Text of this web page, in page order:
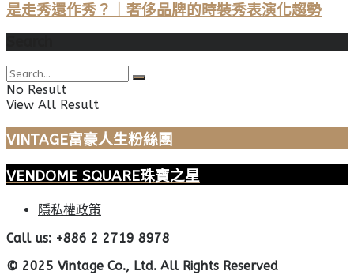
是走秀還作秀？｜奢侈品牌的時裝秀表演化趨勢
No Result
View All Result
VINTAGE富豪人生粉絲團
VENDOME SQUARE珠寶之星
隱私權政策
Call us: +886 2 2719 8978
© 2025 Vintage Co., Ltd. All Rights Reserved